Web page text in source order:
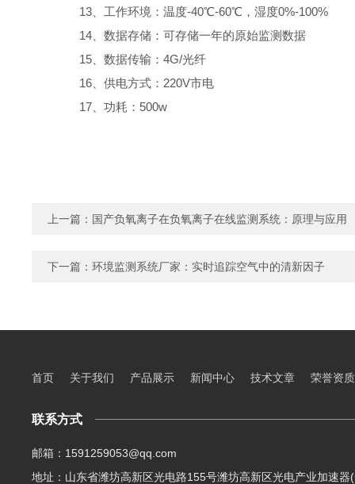
13、工作环境：温度-40℃-60℃，湿度0%-100%
14、数据存储：可存储一年的原始监测数据
15、数据传输：4G/光纤
16、供电方式：220V市电
17、功耗：500w
上一篇： 国产负氧离子在负氧离子在线监测系统：原理与应用
下一篇： 环境监测系统厂家：实时追踪空气中的清新因子
首页 关于我们 产品展示 新闻中心 技术文章 荣誉资质
联系方式
邮箱：1591259053@qq.com
地址：山东省潍坊高新区光电路155号潍坊高新区光电产业加速器